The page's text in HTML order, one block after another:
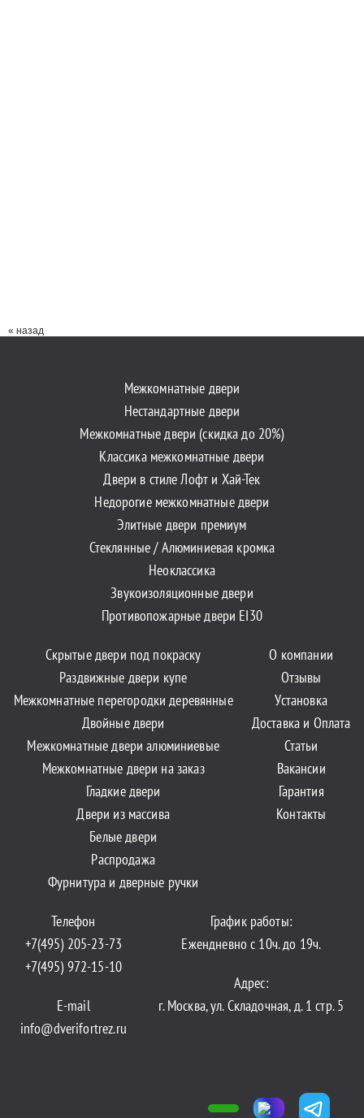
« назад
Межкомнатные двери
Нестандартные двери
Межкомнатные двери (скидка до 20%)
Классика межкомнатные двери
Двери в стиле Лофт и Хай-Тек
Недорогие межкомнатные двери
Элитные двери премиум
Стеклянные / Алюминиевая кромка
Неоклассика
Звукоизоляционные двери
Противопожарные двери EI30
Скрытые двери под покраску
Раздвижные двери купе
Межкомнатные перегородки деревянные
Двойные двери
Межкомнатные двери алюминиевые
Межкомнатные двери на заказ
Гладкие двери
Двери из массива
Белые двери
Распродажа
Фурнитура и дверные ручки
О компании
Отзывы
Установка
Доставка и Оплата
Статьи
Вакансии
Гарантия
Контакты
Телефон
+7(495) 205-23-73
+7(495) 972-15-10
E-mail
info@dverifortrez.ru
График работы:
Ежендневно с 10ч. до 19ч.
Адрес:
г. Москва, ул. Складочная, д. 1 стр. 5